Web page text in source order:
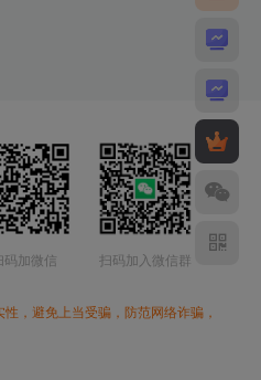
码加微信 扫码加入微信群
，避免上当受骗，防范网络诈骗，